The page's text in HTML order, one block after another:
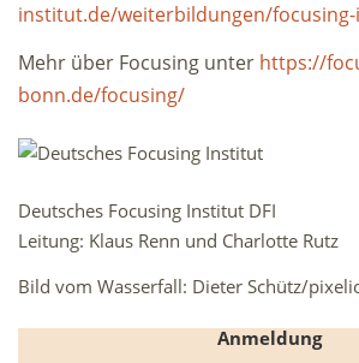
institut.de/weiterbildungen/
Mehr über Focusing unter https://
bonn.de/focusing/
Deutsches Focusing Institut DFI
Leitung: Klaus Renn und Charlotte Rutz
Bild vom Wasserfall: Dieter Schütz/
Anmeldung